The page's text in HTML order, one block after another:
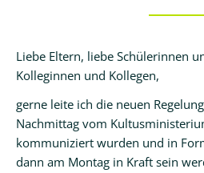
Förderverein
Termine
Kalender
Aktuell
Liebe Eltern, liebe Schülerinnen
Kolleginnen und Kollegen,
gerne leite ich die neuen
Nachmittag vom
kommuniziert wurden und in
dann am Montag in Kraft sein